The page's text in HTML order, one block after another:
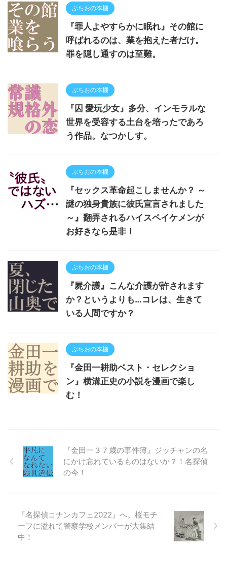
ぶちおの本棚
『罪人よやすらかに眠れ』その館に
呼ばれるのは、業を抱えた者だけ。
罪を隠し通すのは至難。
ぶちおの本棚
『囚 愛玩少女』多分、インモラルな
世界を受容する土台を培ったであろ
う作品。なつかしす。
ぶちおの本棚
『セックス革命起こしませんか？ ～
謎の独身貴族に彼氏宣言されました
～』翻弄されるハイスペイケメンが
お好きなら是非！
ぶちおの本棚
『屍介護』こんな介護が許されます
か？というよりも…コレは、生きて
いる人間ですか？
ぶちおの本棚
『金田一耕助ベスト・セレクショ
ン』横溝正史の小説を漫画で楽し
む！
『金田一３７歳の事件簿』ジッチャンの名
にかけ忘れているものはないか？！名探偵
の今！
『名探偵コナンカフェ2022』へ。桜モチ
ーフに溢れて警察学校メンバーが大集結
中！